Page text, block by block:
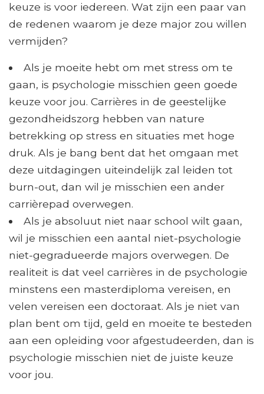
keuze is voor iedereen. Wat zijn een paar van
de redenen waarom je deze major zou willen
vermijden?
Als je moeite hebt om met stress om te
gaan, is psychologie misschien geen goede
keuze voor jou. Carrières in de geestelijke
gezondheidszorg hebben van nature
betrekking op stress en situaties met hoge
druk. Als je bang bent dat het omgaan met
deze uitdagingen uiteindelijk zal leiden tot
burn-out, dan wil je misschien een ander
carrièrepad overwegen.
Als je absoluut niet naar school wilt gaan,
wil je misschien een aantal niet-psychologie
niet-gegradueerde majors overwegen. De
realiteit is dat veel carrières in de psychologie
minstens een masterdiploma vereisen, en
velen vereisen een doctoraat. Als je niet van
plan bent om tijd, geld en moeite te besteden
aan een opleiding voor afgestudeerden, dan is
psychologie misschien niet de juiste keuze
voor jou.